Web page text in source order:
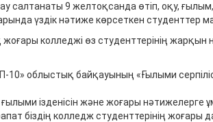
салтанаты 9 желтоқсанда өтіп, оқу,
үздік нәтиже көрсеткен студенттер
колледжі өз студенттерінің
10» облыстық байқауының «Ғылыми
ғылыми ізденісін және жоғары
біздің колледж студенттерінің жоғары